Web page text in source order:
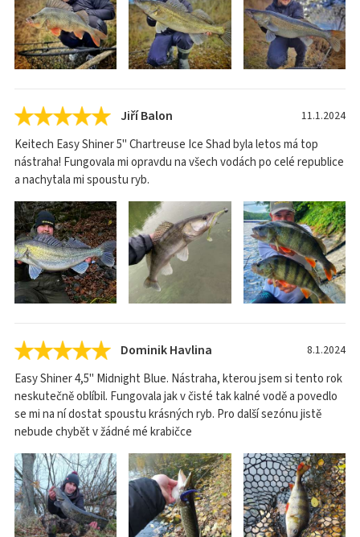
Jiří Balon 11.1.2024
Keitech Easy Shiner 5" Chartreuse Ice Shad byla letos má top
nástraha! Fungovala mi opravdu na všech vodách po celé republice
a nachytala mi spoustu ryb.
Dominik Havlina 8.1.2024
Easy Shiner 4,5" Midnight Blue. Nástraha, kterou jsem si tento rok
neskutečně oblíbil. Fungovala jak v čisté tak kalné vodě a povedlo
se mi na ní dostat spoustu krásných ryb. Pro další sezónu jistě
nebude chybět v žádné mé krabičce